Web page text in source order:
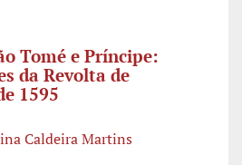
Tomé e Príncipe:
da Revolta de
1595
Caldeira Martins